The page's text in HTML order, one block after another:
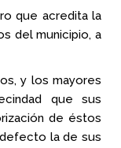
que acredita la
del municipio, a
y los mayores
que sus
de éstos
la de sus